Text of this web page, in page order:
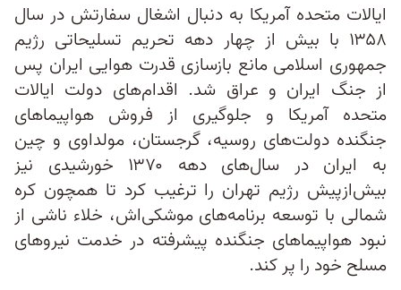
ایالات متحده آمریکا به دنبال اشغال سفارتش در سال
۱۳۵۸ با بیش از چهار دهه تحریم تسلیحاتی رژیم
جمهوری اسلامی مانع بازسازی قدرت هوایی ایران پس
از جنگ ایران و عراق شد. اقدام‌‌های دولت ایالات
متحده آمریکا و جلوگیری از فروش هواپیماهای
جنگنده دولت‌های روسیه، گرجستان، مولداوی و چین
به ایران در سال‌های دهه ۱۳۷۰ خورشیدی نیز
بیش‌ازپیش رژیم تهران را ترغیب کرد تا همچون کره
شمالی با توسعه برنامه‌های موشکی‌اش، خلاء ناشی از
نبود هواپیماهای جنگنده پیشرفته در خدمت نیروهای
مسلح خود را پر کند.